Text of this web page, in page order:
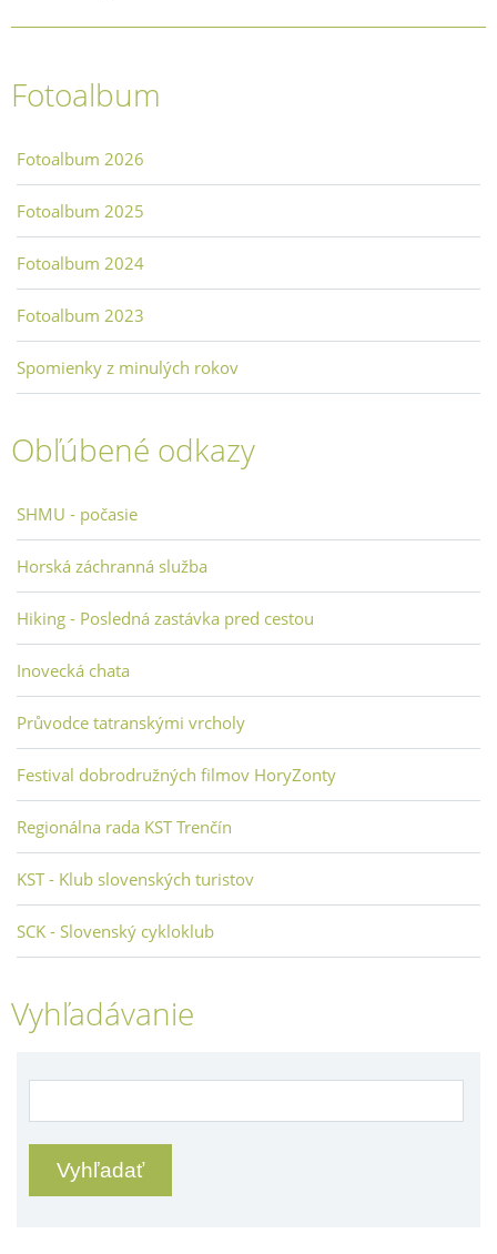
Fotoalbum
Fotoalbum 2026
Fotoalbum 2025
Fotoalbum 2024
Fotoalbum 2023
Spomienky z minulých rokov
Obľúbené odkazy
SHMU - počasie
Horská záchranná služba
Hiking - Posledná zastávka pred cestou
Inovecká chata
Průvodce tatranskými vrcholy
Festival dobrodružných filmov HoryZonty
Regionálna rada KST Trenčín
KST - Klub slovenských turistov
SCK - Slovenský cykloklub
Vyhľadávanie